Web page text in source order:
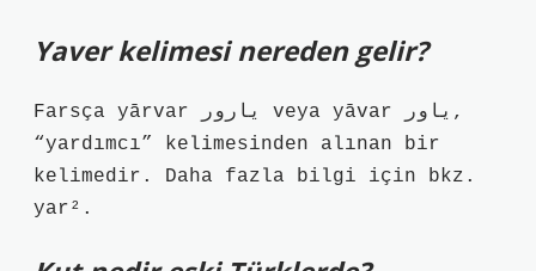
Yaver kelimesi nereden gelir?
Farsça yārvar یارور veya yāvar یاور,
“yardımcı” kelimesinden alınan bir
kelimedir. Daha fazla bilgi için bkz.
yar².